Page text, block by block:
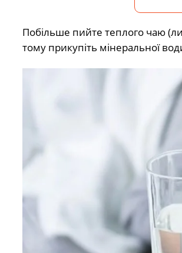
Побільше пийте теплого чаю
тому прикупіть мінеральної